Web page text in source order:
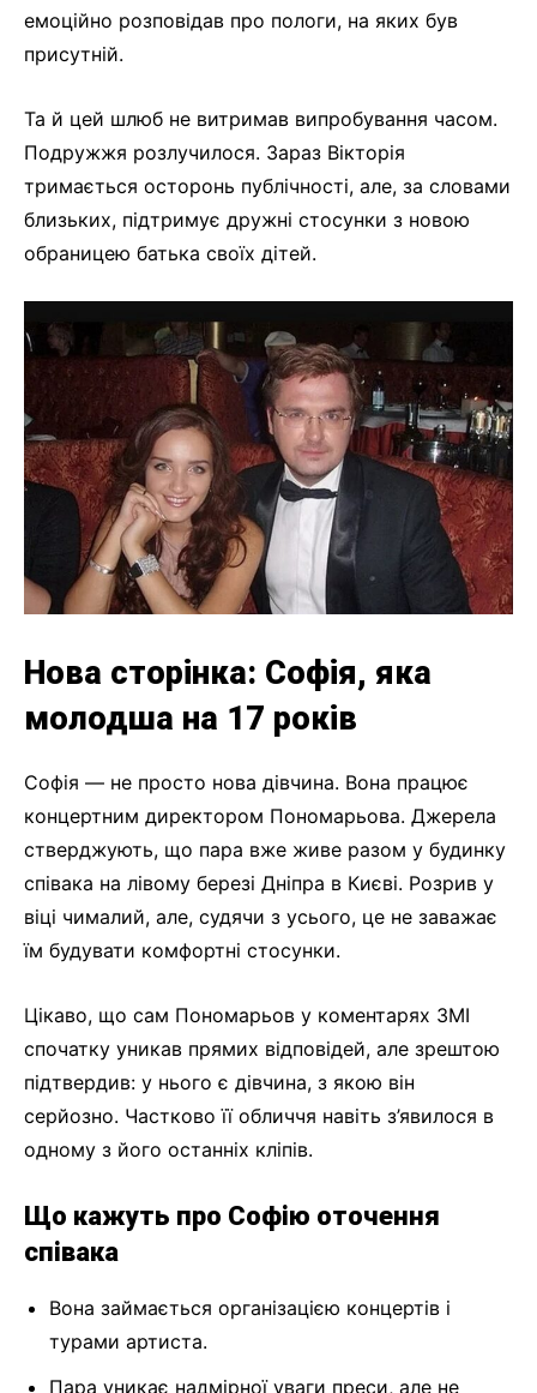
емоційно розповідав про пологи, на яких був
присутній.
Та й цей шлюб не витримав випробування часом.
Подружжя розлучилося. Зараз Вікторія
тримається осторонь публічності, але, за словами
близьких, підтримує дружні стосунки з новою
обраницею батька своїх дітей.
Нова сторінка: Софія, яка
молодша на 17 років
Софія — не просто нова дівчина. Вона працює
концертним директором Пономарьова. Джерела
стверджують, що пара вже живе разом у будинку
співака на лівому березі Дніпра в Києві. Розрив у
віці чималий, але, судячи з усього, це не заважає
їм будувати комфортні стосунки.
Цікаво, що сам Пономарьов у коментарях ЗМІ
спочатку уникав прямих відповідей, але зрештою
підтвердив: у нього є дівчина, з якою він
серйозно. Частково її обличчя навіть з’явилося в
одному з його останніх кліпів.
Що кажуть про Софію оточення
співака
Вона займається організацією концертів і
турами артиста.
Пара уникає надмірної уваги преси, але не